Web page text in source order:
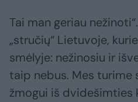
Tai man geriau
„stručių“ Lietuvoje,
smėlyje: nežinosiu ir
taip nebus. Mes turime
žmogui iš dvidešimties